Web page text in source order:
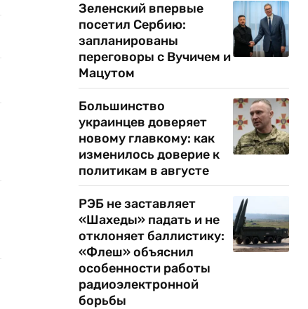
Зеленский впервые
посетил Сербию:
запланированы
переговоры с Вучичем и
Мацутом
Большинство
украинцев доверяет
новому главкому: как
изменилось доверие к
политикам в августе
РЭБ не заставляет
«Шахеды» падать и не
отклоняет баллистику:
«Флеш» объяснил
особенности работы
радиоэлектронной
борьбы